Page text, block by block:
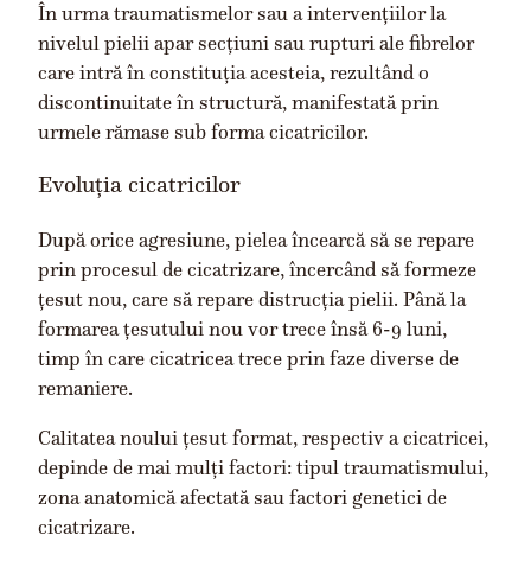
În urma traumatismelor sau a intervențiilor la
nivelul pielii apar secțiuni sau rupturi ale fibrelor
care intră în constituția acesteia, rezultând o
discontinuitate în structură, manifestată prin
urmele rămase sub forma cicatricilor.
Evoluția cicatricilor
După orice agresiune, pielea încearcă să se repare
prin procesul de cicatrizare, încercând să formeze
țesut nou, care să repare distrucția pielii. Până la
formarea țesutului nou vor trece însă 6-9 luni,
timp în care cicatricea trece prin faze diverse de
remaniere.
Calitatea noului țesut format, respectiv a cicatricei,
depinde de mai mulți factori: tipul traumatismului,
zona anatomică afectată sau factori genetici de
cicatrizare.